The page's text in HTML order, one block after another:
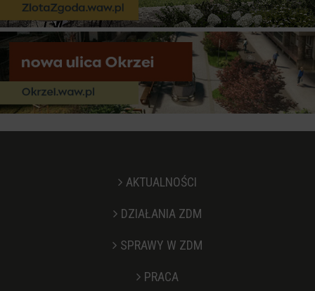
AKTUALNOŚCI
DZIAŁANIA ZDM
SPRAWY W ZDM
PRACA